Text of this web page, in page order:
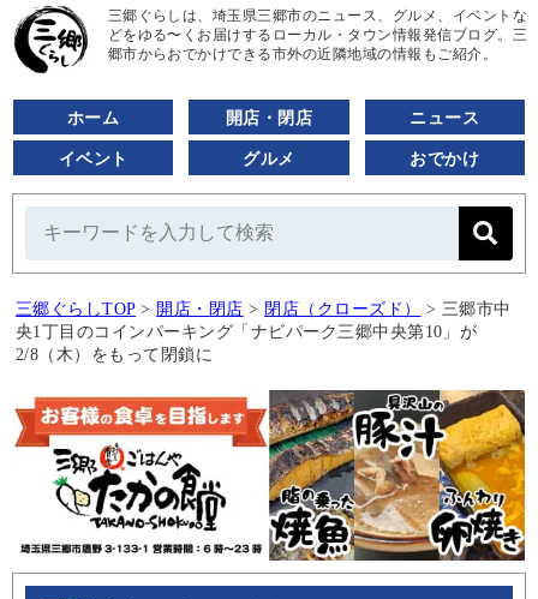
三郷ぐらしは、埼玉県三郷市のニュース、グルメ、イベントな
どをゆる〜くお届けするローカル・タウン情報発信ブログ。三
郷市からおでかけできる市外の近隣地域の情報もご紹介。
ホーム 開店・閉店 ニュース
イベント グルメ おでかけ
三郷ぐらしTOP > 開店・閉店 > 閉店（クローズド） > 三郷市中
央1丁目のコインパーキング「ナビパーク三郷中央第10」が
2/8（木）をもって閉鎖に